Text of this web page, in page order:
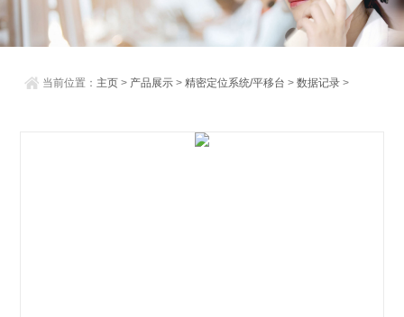
当前位置： 主页 > 产品展示 >精密定位系统/平移台 >数据记录 >